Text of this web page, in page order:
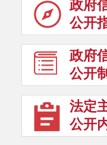
政府
公开
政府
公开
法定
公开